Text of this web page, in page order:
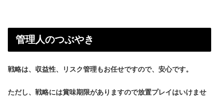
管理人のつぶやき
戦略は、収益性、リスク管理もお任せですので、安心です。
ただし、戦略には賞味期限がありますので放置プレイはいけませ